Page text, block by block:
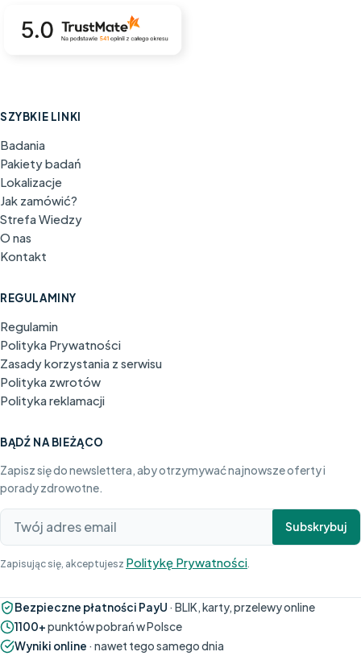
SZYBKIE LINKI
Badania
Pakiety badań
Lokalizacje
Jak zamówić?
Strefa Wiedzy
O nas
Kontakt
REGULAMINY
Regulamin
Polityka Prywatności
Zasady korzystania z serwisu
Polityka zwrotów
Polityka reklamacji
BĄDŹ NA BIEŻĄCO
Zapisz się do newslettera, aby otrzymywać najnowsze oferty i
porady zdrowotne.
Subskrybuj
Zapisując się, akceptujesz Politykę Prywatności
Bezpieczne płatności PayU · BLIK, karty, przelewy online
1100+punktów pobrań w Polsce
Wyniki online · nawet tego samego dnia